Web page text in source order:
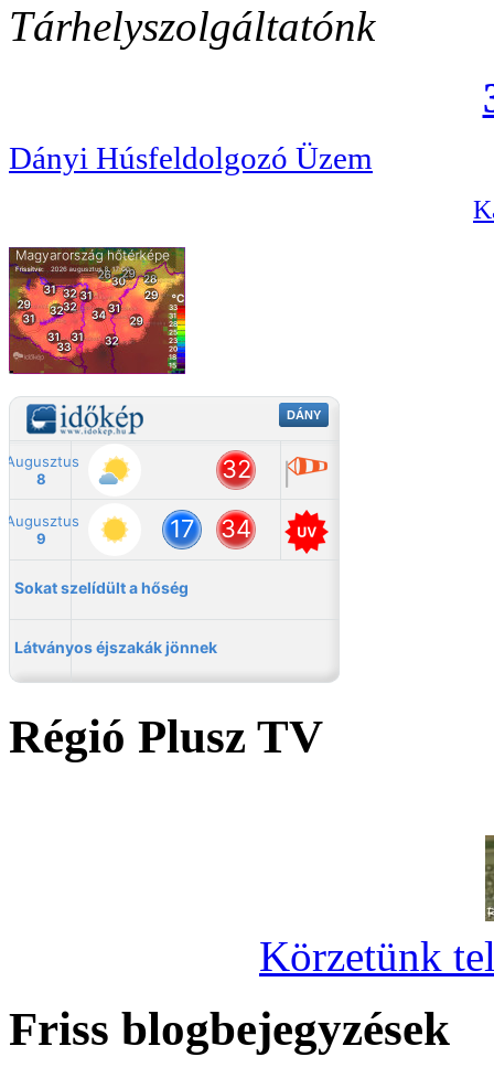
Tárhelyszolgáltatónk
Dányi Húsfeldolgozó Üzem
Régió Plusz TV
Körzetünk
Friss blogbejegyzések